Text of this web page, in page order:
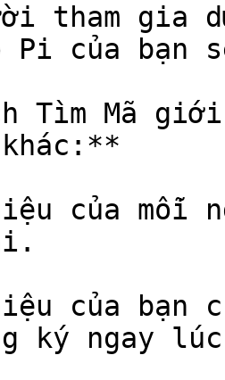
tham gia
Pi của bạn
Tìm Mã
của mỗi
của bạn
ký ngay